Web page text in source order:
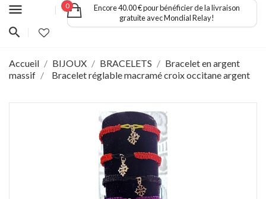
menu 0
Encore 40.00 € pour bénéficier de la livraison
gratuite avec Mondial Relay!
Accueil BIJOUX BRACELETS
Bracelet en argent
massif
Bracelet réglable macramé croix occitane argent